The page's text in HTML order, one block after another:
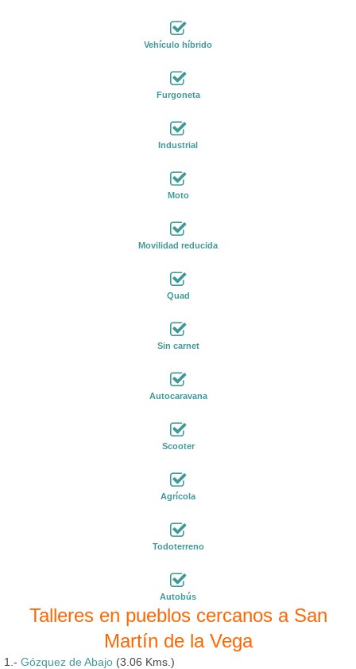
Vehículo híbrido
Furgoneta
Industrial
Moto
Movilidad reducida
Quad
Sin carnet
Autocaravana
Scooter
Agrícola
Todoterreno
Autobús
Talleres en pueblos cercanos a San
Martín de la Vega
1.- Gózquez de Abajo (3.06 Kms.)